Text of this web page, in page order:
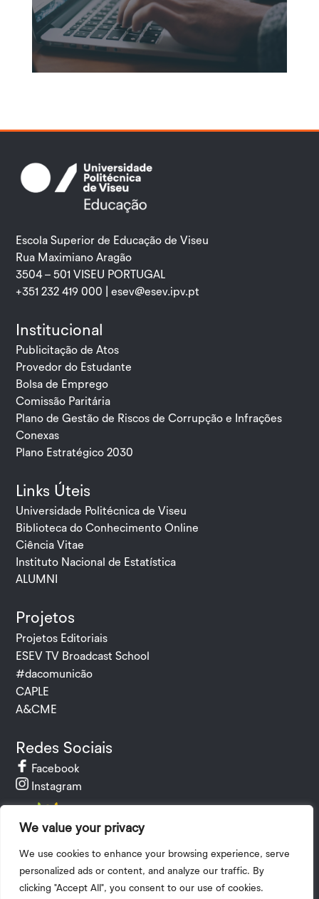
We value your privacy
We use cookies to enhance your browsing experience, serve
personalized ads or content, and analyze our traffic. By
clicking "Accept All", you consent to our use of cookies.
Escola Superior de Educação de Viseu
Rua Maximiano Aragão
3504 – 501 VISEU PORTUGAL
+351 232 419 000 |esev@esev.ipv.pt
Institucional
Publicitação de Atos
Provedor do Estudante
Bolsa de Emprego
Comissão Paritária
Plano de Gestão de Riscos de Corrupção e Infrações
Conexas
Plano Estratégico 2030
Links Úteis
Universidade Politécnica de Viseu
Biblioteca do Conhecimento Online
Ciência Vitae
Instituto Nacional de Estatística
ALUMNI
Projetos
Projetos Editoriais
ESEV TV Broadcast School
#dacomunicão
CAPLE
A&CME
Redes Sociais
Facebook
Instagram